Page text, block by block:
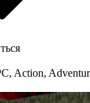
, Action,